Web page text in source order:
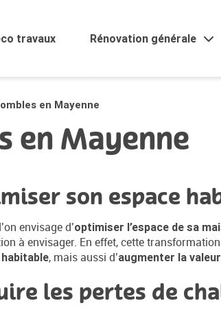
travaux Rénovation générale
Dépannage et entretien
en Mayenne
en Mayenne
son espace
envisage d’optimiser l’espace de sa
à envisager. En effet, cette
, mais aussi d’augmenter la
les pertes de